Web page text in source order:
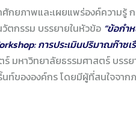
กยภาพและเผยแพร่องค์ความรู้
ตกรรม บรรยายในหัวข้อ “ข้อกำ
การประเมินปริมาณก๊าซเ
มหาวิทยาลัยธรรมศาสตร์ บรร
ขององค์กร โดยมีผู้ที่สนใจจาก